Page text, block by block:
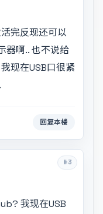
完反现还可以
器啊.. 也不说给
现在USB口很紧
回复本楼
#3
我现在USB